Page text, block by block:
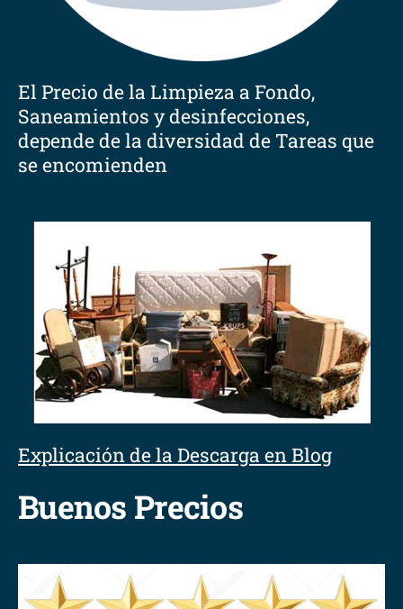
El Precio de la Limpieza a Fondo,
Saneamientos y desinfecciones,
depende de la diversidad de Tareas que
se encomienden
Explicación de la Descarga en Blog
Buenos Precios